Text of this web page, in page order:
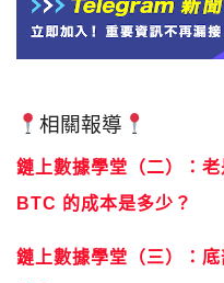
相關報導
鏈上數據學堂（二）：
BTC 的成本是多少？
鏈上數據學堂（三）：